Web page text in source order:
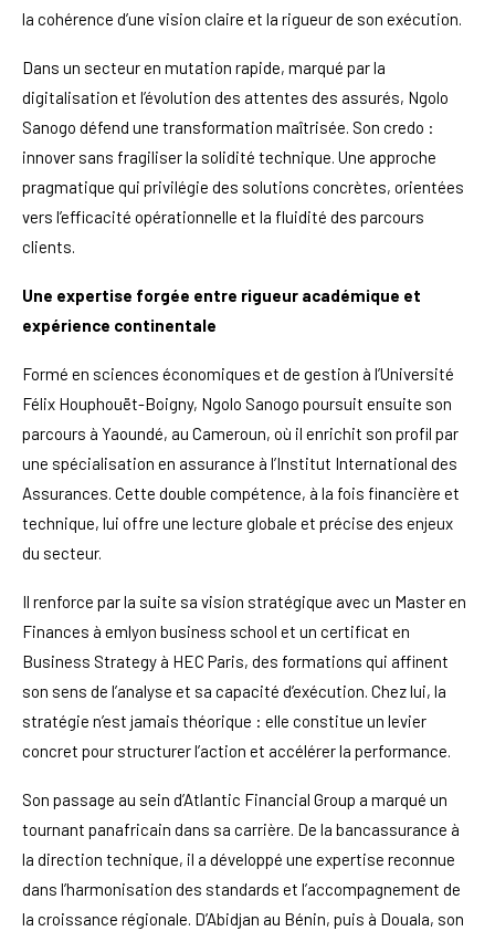
la cohérence d’une vision claire et la rigueur de son exécution.
Dans un secteur en mutation rapide, marqué par la
digitalisation et l’évolution des attentes des assurés, Ngolo
Sanogo défend une transformation maîtrisée. Son credo :
innover sans fragiliser la solidité technique. Une approche
pragmatique qui privilégie des solutions concrètes, orientées
vers l’efficacité opérationnelle et la fluidité des parcours
clients.
Une expertise forgée entre rigueur académique et
expérience continentale
Formé en sciences économiques et de gestion à l’Université
Félix Houphouët-Boigny, Ngolo Sanogo poursuit ensuite son
parcours à Yaoundé, au Cameroun, où il enrichit son profil par
une spécialisation en assurance à l’Institut International des
Assurances. Cette double compétence, à la fois financière et
technique, lui offre une lecture globale et précise des enjeux
du secteur.
Il renforce par la suite sa vision stratégique avec un Master en
Finances à emlyon business school et un certificat en
Business Strategy à HEC Paris, des formations qui affinent
son sens de l’analyse et sa capacité d’exécution. Chez lui, la
stratégie n’est jamais théorique : elle constitue un levier
concret pour structurer l’action et accélérer la performance.
Son passage au sein d’Atlantic Financial Group a marqué un
tournant panafricain dans sa carrière. De la bancassurance à
la direction technique, il a développé une expertise reconnue
dans l’harmonisation des standards et l’accompagnement de
la croissance régionale. D’Abidjan au Bénin, puis à Douala, son